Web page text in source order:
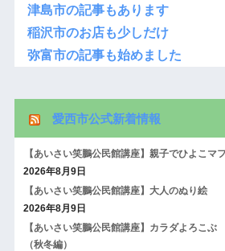
津島市の記事もあります
稲沢市のお店も少しだけ
弥富市の記事も始めました
愛西市公式新着情報
【あいさい笑鵬公民館講座】親子でひよこマ
2026年8月9日
【あいさい笑鵬公民館講座】大人のぬり絵
2026年8月9日
【あいさい笑鵬公民館講座】カラダよろこ
（秋冬編）